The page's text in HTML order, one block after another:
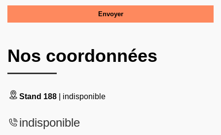
Nos coordonnées
Stand 188 | indisponible
indisponible